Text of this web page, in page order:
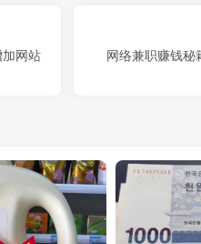
网站
网络兼职赚钱秘